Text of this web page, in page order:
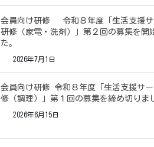
会員向け研修 令和８年度「生活支援サ
研修（家電・洗剤）」第２回の募集を開
た。
2026年7月1日
会員向け研修 令和８年度「生活支援サ
修（調理）」第１回の募集を締め切りま
2026年6月15日